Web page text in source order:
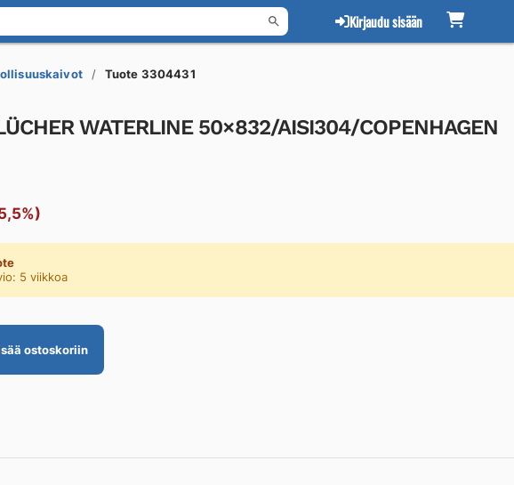
Kirjaudu sisään
Tuote 3304431
WATERLINE 50×832/AISI304/COPENHAGEN
5 viikkoa
ostoskoriin